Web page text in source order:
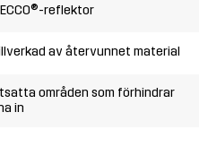
reflektor
av återvunnet material
områden som förhindrar
in